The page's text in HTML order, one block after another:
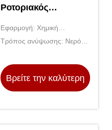
Ροτοριακός
Εξάτμιστής Κενού με
αυτόματο έλεγχο
διάφραγμα PTFE
Εφαρμογή: Χημική
βιομηχανία
Τρόπος ανύψωσης: Νερό
κανάλι του μπάνιου
Βρείτε την καλύτερη